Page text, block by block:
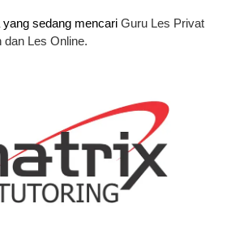
yang sedang mencari Guru Les Privat
dan Les Online.